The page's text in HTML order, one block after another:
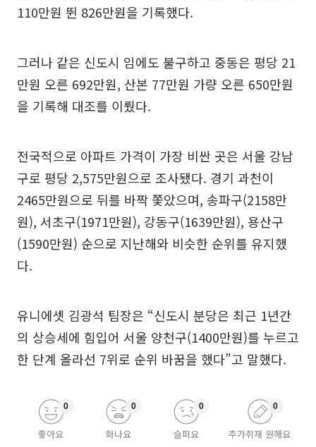
110만원 뛴 826만원을 기록했다.
그러나 같은 신도시 임에도 불구하고 중동은 평당 21
만원 오른 692만원, 산본 77만원 가량 오른 650만원
을 기록해 대조를 이뤘다.
전국적으로 아파트 가격이 가장 비싼 곳은 서울 강남
구로 평당 2,575만원으로 조사됐다. 경기 과천이
2465만원으로 뒤를 바짝 쫓았으며, 송파구(2158만
원), 서초구(1971만원), 강동구(1639만원), 용산구
(1590만원) 순으로 지난해와 비슷한 순위를 유지했
다.
유니에셋 김광석 팀장은 “신도시 분당은 최근 1년간
의 상승세에 힘입어 서울 양천구(1400만원)를 누르고
한 단계 올라선 7위로 순위 바꿈을 했다”고 말했다.
좋아요
0
화나요
0
슬퍼요
0
추가취재 원해요
0